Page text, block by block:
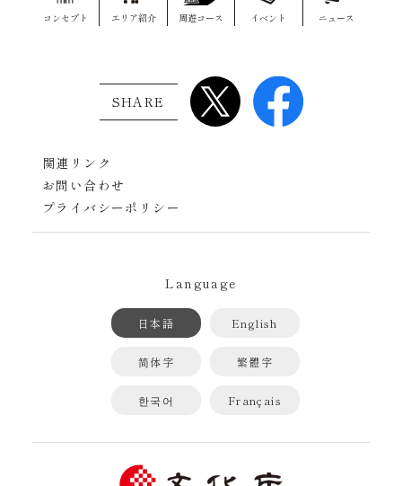
コンセプト エリア紹介 周遊コース イベント ニュース
SHARE
関連リンク
お問い合わせ
プライバシーポリシー
Language
日本語 English
简体字 繁體字
한국어 Français